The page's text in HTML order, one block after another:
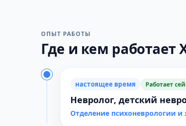
ОПЫТ РАБОТЫ
Где и кем работает
настоящее время Работает
Невролог, детский
Отделение психоневрологии